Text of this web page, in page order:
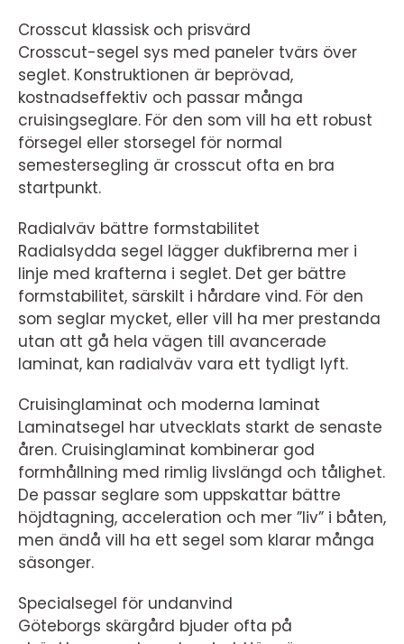
Crosscut klassisk och prisvärd
Crosscut-segel sys med paneler tvärs över
seglet. Konstruktionen är beprövad,
kostnadseffektiv och passar många
cruisingseglare. För den som vill ha ett robust
försegel eller storsegel för normal
semestersegling är crosscut ofta en bra
startpunkt.
Radialväv bättre formstabilitet
Radialsydda segel lägger dukfibrerna mer i
linje med krafterna i seglet. Det ger bättre
formstabilitet, särskilt i hårdare vind. För den
som seglar mycket, eller vill ha mer prestanda
utan att gå hela vägen till avancerade
laminat, kan radialväv vara ett tydligt lyft.
Cruisinglaminat och moderna laminat
Laminatsegel har utvecklats starkt de senaste
åren. Cruisinglaminat kombinerar god
formhållning med rimlig livslängd och tålighet.
De passar seglare som uppskattar bättre
höjdtagning, acceleration och mer ”liv” i båten,
men ändå vill ha ett segel som klarar många
säsonger.
Specialsegel för undanvind
Göteborgs skärgård bjuder ofta på